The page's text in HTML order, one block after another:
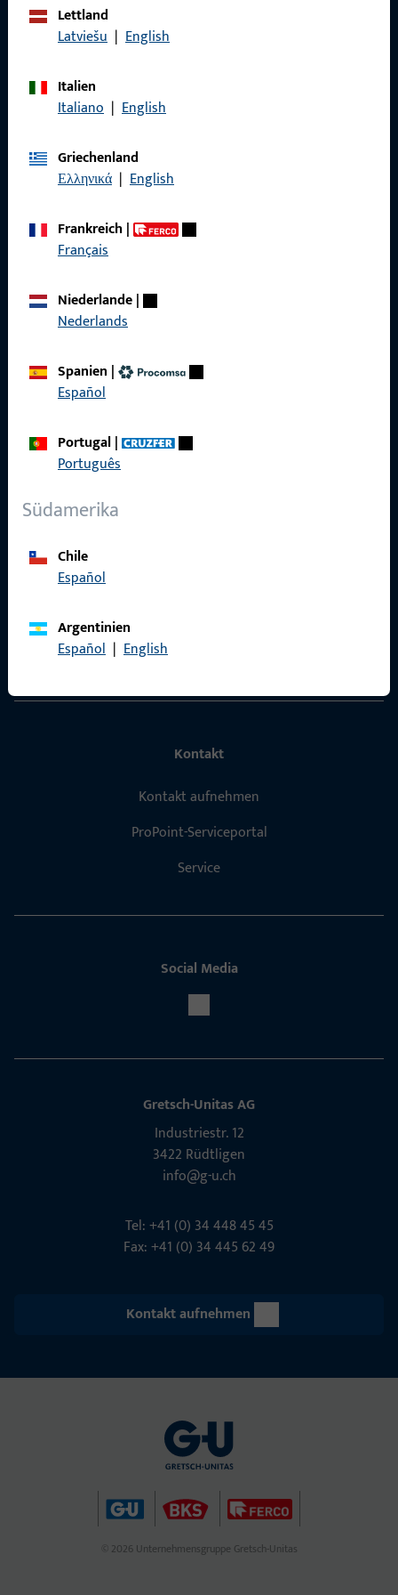
Wir sind gerne für Sie da – schnell, kompetent und
zuverlässig.
Lettland
Latviešu | English
Italien
Italiano | English
Griechenland
Ελληνικά | English
Frankreich|
Français
Niederlande|
Nederlands
Spanien |
Español
Portugal|
Português
Südamerika
Chile
Español
Argentinien
Español | English
AGB
Produktkatalog
Kontakt
Kontakt aufnehmen
ProPoint-Serviceportal
Service
Social Media
Gretsch-Unitas AG
Indu­s­triestr. 12
3422 Rüdt­ligen
info@g-u.ch
Tel: +41 (0) 34 448 45 45
Fax: +41 (0) 34 445 62 49
Kontakt aufnehmen
© 2026 Unternehmensgruppe Gretsch-Unitas